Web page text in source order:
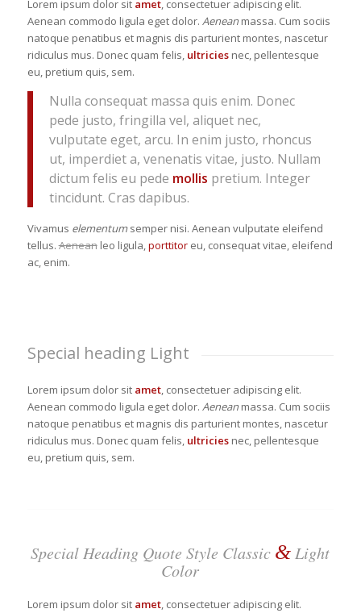
Lorem ipsum dolor sit amet, consectetuer adipiscing elit.
Aenean commodo ligula eget dolor. Aeneanmassa. Cum sociis
natoque penatibus et magnis dis parturient montes, nascetur
ridiculus mus. Donec quam felis, ultriciesnec, pellentesque
eu, pretium quis, sem.
Nulla consequat massa quis enim. Donec
pede justo, fringilla vel, aliquet nec,
vulputate eget, arcu. In enim justo, rhoncus
ut, imperdiet a, venenatis vitae, justo. Nullam
dictum felis eu pede mollis pretium. Integer
tincidunt. Cras dapibus.
Vivamus elementumsemper nisi. Aenean vulputate eleifend
tellus.Aeneanleo ligula,porttitoreu, consequat vitae, eleifend
ac, enim.
Special heading Light
Lorem ipsum dolor sit amet, consectetuer adipiscing elit.
Aenean commodo ligula eget dolor. Aeneanmassa. Cum sociis
natoque penatibus et magnis dis parturient montes, nascetur
ridiculus mus. Donec quam felis, ultriciesnec, pellentesque
eu, pretium quis, sem.
Special Heading Quote Style Classic &Light
Color
Lorem ipsum dolor sit amet, consectetuer adipiscing elit.